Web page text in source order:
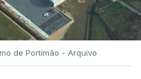
de Portimão - Arquivo